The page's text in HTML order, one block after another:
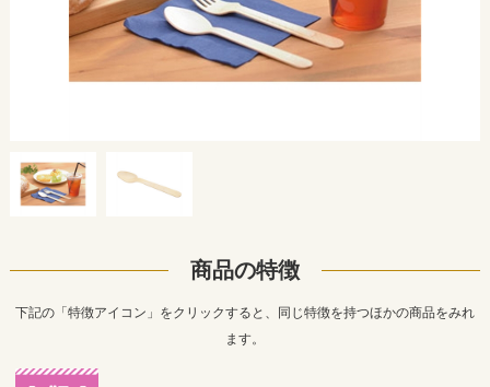
商品の特徴
下記の「特徴アイコン」をクリックすると、同じ特徴を持つほかの商品をみれ
ます。